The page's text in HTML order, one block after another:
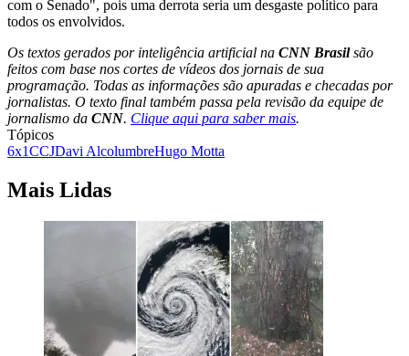
com o Senado", pois uma derrota seria um desgaste político para
todos os envolvidos.
Os textos gerados por inteligência artificial na CNN Brasilsão
feitos com base nos cortes de vídeos dos jornais de sua
programação. Todas as informações são apuradas e checadas por
jornalistas. O texto final também passa pela revisão da equipe de
jornalismo da CNN. Clique aqui para saber mais.
Tópicos
6x1CCJDavi AlcolumbreHugo Motta
Mais Lidas